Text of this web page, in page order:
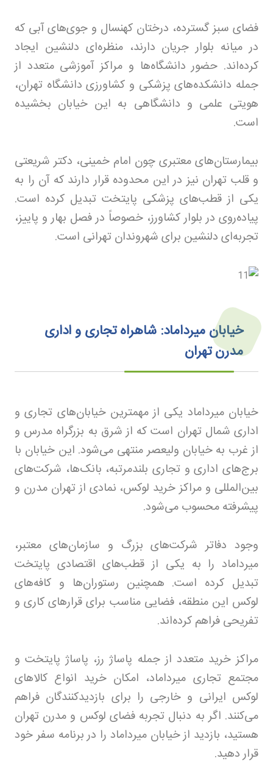
فضای سبز گسترده، درختان کهنسال و جوی‌های آبی که
در میانه بلوار جریان دارند، منظره‌ای دلنشین ایجاد
کرده‌اند. حضور دانشگاه‌ها و مراکز آموزشی متعدد از
جمله دانشکده‌های پزشکی و کشاورزی دانشگاه تهران،
هویتی علمی و دانشگاهی به این خیابان بخشیده
است.
بیمارستان‌های معتبری چون امام خمینی، دکتر شریعتی
و قلب تهران نیز در این محدوده قرار دارند که آن را به
یکی از قطب‌های پزشکی پایتخت تبدیل کرده است.
پیاده‌روی در بلوار کشاورز، خصوصاً در فصل بهار و پاییز،
تجربه‌ای دلنشین برای شهروندان تهرانی است.
خیابان میرداماد: شاهراه تجاری و اداری
مدرن تهران
خیابان میرداماد یکی از مهمترین خیابان‌های تجاری و
اداری شمال تهران است که از شرق به بزرگراه مدرس و
از غرب به خیابان ولیعصر منتهی می‌شود. این خیابان با
برج‌های اداری و تجاری بلندمرتبه، بانک‌ها، شرکت‌های
بین‌المللی و مراکز خرید لوکس، نمادی از تهران مدرن و
پیشرفته محسوب می‌شود.
وجود دفاتر شرکت‌های بزرگ و سازمان‌های معتبر،
میرداماد را به یکی از قطب‌های اقتصادی پایتخت
تبدیل کرده است. همچنین رستوران‌ها و کافه‌های
لوکس این منطقه، فضایی مناسب برای قرارهای کاری و
تفریحی فراهم کرده‌اند.
مراکز خرید متعدد از جمله پاساژ رز، پاساژ پایتخت و
مجتمع تجاری میرداماد، امکان خرید انواع کالاهای
لوکس ایرانی و خارجی را برای بازدیدکنندگان فراهم
می‌کنند. اگر به دنبال تجربه فضای لوکس و مدرن تهران
هستید، بازدید از خیابان میرداماد را در برنامه سفر خود
قرار دهید.